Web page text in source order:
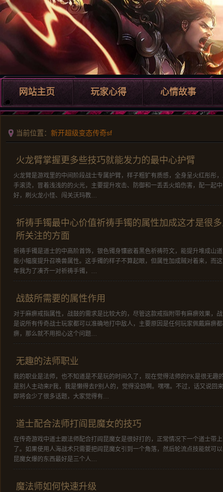
网站主页 玩家心得 心情故事
当前位置： 新开超级变态传奇sf
火龙臂掌握更多些技巧就能发力的最中心护臂
火龙臂是游戏里的中间阶段战士专属护臂，样子粗犷有质感，全身呈火红彤彤
手滚烫，冒着浅浅的的火光，主要提升攻击、防御和一丢丢火焰伤害，配一起
好，刷火龙小怪、闯关沃玛教…
祈祷手镯最中心价值祈祷手镯的属性加成这才是很
所关注的方面
祈祷手镯是道士的中高阶首饰，银色镯身镶嵌着黑色祈祷符文，能提升堆成山
能小幅度提升召唤兽属性。这手镯的样子不算起眼，但属性加成贼对着来，而
年我为了凑齐一对祈祷手镯，…
战鼓所需要的属性作用
对于麻痹戒指属性，战鼓的需求是比较大的，尽管这款戒指附带有麻痹效果，
是说所有传奇战士玩家都可以准确地打中敌人，主要原因是任何玩家佩戴麻痹
痹，那么就不用担心这个问题…
无趣的法师职业
我的职业是法师，也不知道是不是玩的时间久了，现在觉得法师的PK是很无趣
是别人主动来P我，我是懒得去P别人的，觉得没劲啊。嘿嘿。不过，话又说回
即将会少了很多话题，大家觉得有…
道士配合法师打阎昆魔女的技巧
在传奇游戏中道士跟法师配合打阎昆魔女是很好打的，正常情况下一个道士带
了。如果使用人海战术只需要把阎昆魔女引到一个角落，然后轮流点技能就可
昆魔女爆的东西最好是三个人…
魔法师如何快速升级